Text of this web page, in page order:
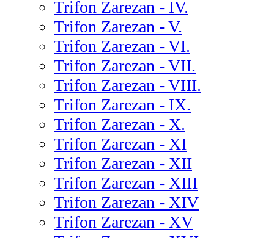
Trifon Zarezan - IV.
Trifon Zarezan - V.
Trifon Zarezan - VI.
Trifon Zarezan - VII.
Trifon Zarezan - VIII.
Trifon Zarezan - IX.
Trifon Zarezan - X.
Trifon Zarezan - XI
Trifon Zarezan - XII
Trifon Zarezan - XIII
Trifon Zarezan - XIV
Trifon Zarezan - XV